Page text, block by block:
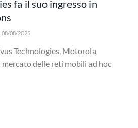
fa il suo ingresso in
08/08/2025
Technologies, Motorola
delle reti mobili ad hoc